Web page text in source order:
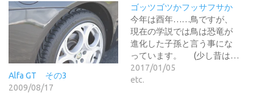
Alfa GT その3
2009/08/17
ゴッツゴツかフッサフサか
今年は酉年……鳥ですが、
現在の学説では鳥は恐竜が
進化した子孫と言う事にな
っています。 (少し昔は…
2017/01/05
etc.